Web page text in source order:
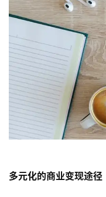
多元化的商业变现途径